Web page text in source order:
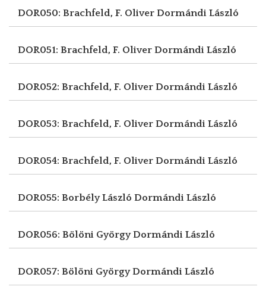
DOR050: Brachfeld, F. Oliver Dormándi László
DOR051: Brachfeld, F. Oliver Dormándi László
DOR052: Brachfeld, F. Oliver Dormándi László
DOR053: Brachfeld, F. Oliver Dormándi László
DOR054: Brachfeld, F. Oliver Dormándi László
DOR055: Borbély László Dormándi László
DOR056: Bölöni GyörgyDormándi László
DOR057: Bölöni GyörgyDormándi László